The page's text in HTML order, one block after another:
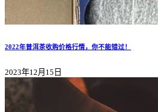
2022年普洱茶收购价格行情，你不能错过！
2023年12月15日